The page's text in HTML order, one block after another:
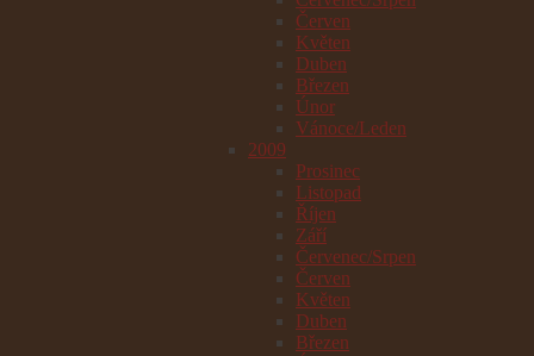
Červen
Květen
Duben
Březen
Únor
Vánoce/Leden
2009
Prosinec
Listopad
Říjen
Září
Červenec/Srpen
Červen
Květen
Duben
Březen